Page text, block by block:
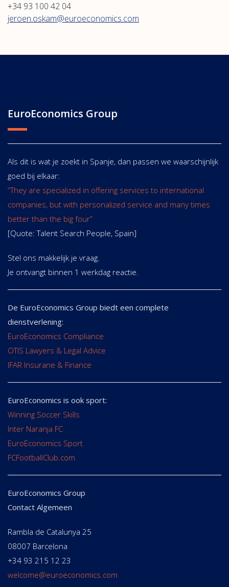
+34 93 100 42 04
jeroen.oskam@euroeconomics.com
EuroEconomics Group
Als dit is wat je zoekt in Spanje, dan passen we waarschijnlijk
goed bij elkaar:
“They are specialized in offering services to international
companies, but with personalized service and many times
better than the big four”
[Quote: Talent Search People, Spain]
Stel ons makkelijk je vraag.
Je ontvangt binnen 1 werkdag reactie.
De EuroEconomics Group biedt een complete
dienstverlening:
EuroEconomics Compliance
OTIS Lawyers & Legal Advice
IFAR Insurane & Finance
EuroEconomics is ook sport:
Winning Soccer Skills
Inter Naranja FC
EuroEconomics Sport
FCFootballClub.com
EuroEconomics Group
Contact Algemeen
Rambla de Catalunya 25
08007 Barcelona
+34 93 215 12 23
welcome@euroeconomics.com